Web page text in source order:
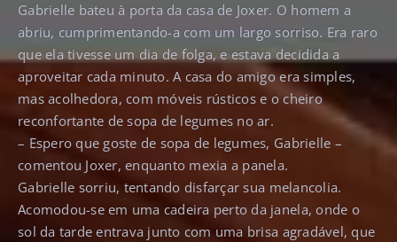
Gabrielle bateu à porta da casa de Joxer. O homem a
abriu, cumprimentando-a com um largo sorriso. Era raro
que ela tivesse um dia de folga, e estava decidida a
aproveitar cada minuto. A casa do amigo era simples,
mas acolhedora, com móveis rústicos e o cheiro
reconfortante de sopa de legumes no ar.
– Espero que goste de sopa de legumes, Gabrielle –
comentou Joxer, enquanto mexia a panela.
Gabrielle sorriu, tentando disfarçar sua melancolia.
Acomodou-se em uma cadeira perto da janela, onde o
sol da tarde entrava junto com uma brisa agradável, que